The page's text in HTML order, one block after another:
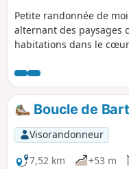
Petite randonnée de
alternant des paysages
habitations dans le
Boucle de
Visorandonneur
7,52 km
+53 m